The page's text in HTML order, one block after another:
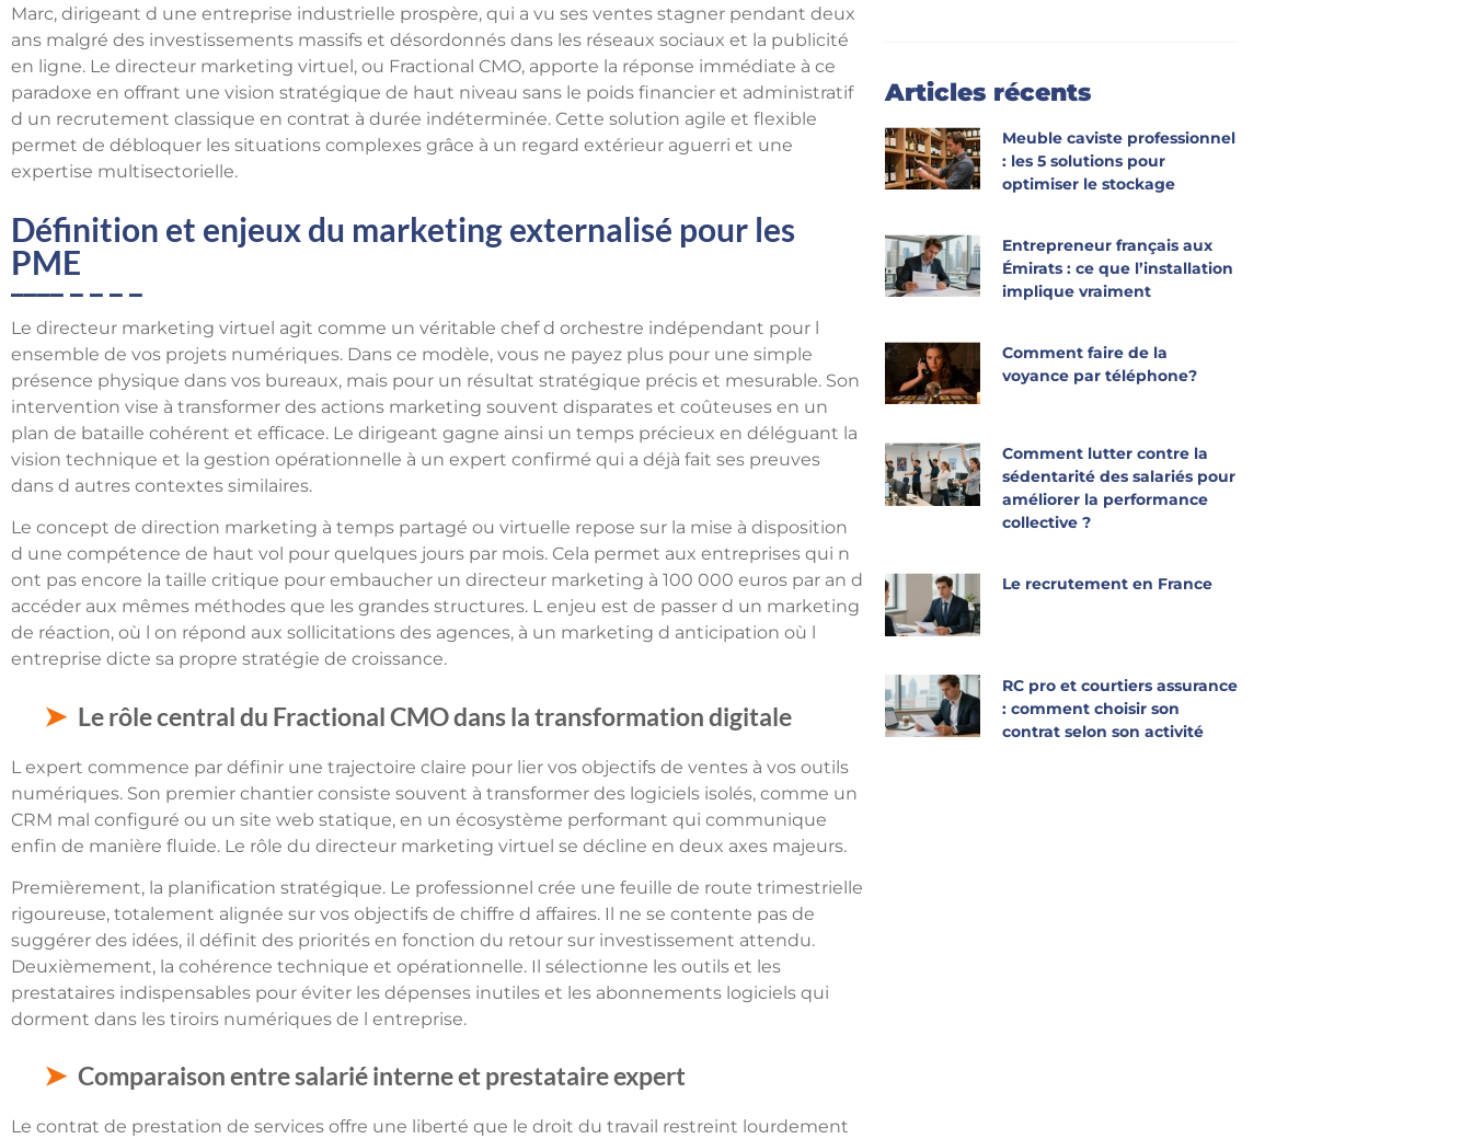
Marc, dirigeant d une entreprise industrielle prospère, qui a vu ses ventes stagner pendant deux
ans malgré des investissements massifs et désordonnés dans les réseaux sociaux et la publicité
en ligne. Le directeur marketing virtuel, ou Fractional CMO, apporte la réponse immédiate à ce
paradoxe en offrant une vision stratégique de haut niveau sans le poids financier et administratif
d un recrutement classique en contrat à durée indéterminée. Cette solution agile et flexible
permet de débloquer les situations complexes grâce à un regard extérieur aguerri et une
expertise multisectorielle.
Définition et enjeux du marketing externalisé pour les
PME
Le directeur marketing virtuel agit comme un véritable chef d orchestre indépendant pour l
ensemble de vos projets numériques. Dans ce modèle, vous ne payez plus pour une simple
présence physique dans vos bureaux, mais pour un résultat stratégique précis et mesurable. Son
intervention vise à transformer des actions marketing souvent disparates et coûteuses en un
plan de bataille cohérent et efficace. Le dirigeant gagne ainsi un temps précieux en déléguant la
vision technique et la gestion opérationnelle à un expert confirmé qui a déjà fait ses preuves
dans d autres contextes similaires.
Le concept de direction marketing à temps partagé ou virtuelle repose sur la mise à disposition
d une compétence de haut vol pour quelques jours par mois. Cela permet aux entreprises qui n
ont pas encore la taille critique pour embaucher un directeur marketing à 100 000 euros par an d
accéder aux mêmes méthodes que les grandes structures. L enjeu est de passer d un marketing
de réaction, où l on répond aux sollicitations des agences, à un marketing d anticipation où l
entreprise dicte sa propre stratégie de croissance.
Le rôle central du Fractional CMO dans la transformation digitale
L expert commence par définir une trajectoire claire pour lier vos objectifs de ventes à vos outils
numériques. Son premier chantier consiste souvent à transformer des logiciels isolés, comme un
CRM mal configuré ou un site web statique, en un écosystème performant qui communique
enfin de manière fluide. Le rôle du directeur marketing virtuel se décline en deux axes majeurs.
Premièrement, la planification stratégique. Le professionnel crée une feuille de route trimestrielle
rigoureuse, totalement alignée sur vos objectifs de chiffre d affaires. Il ne se contente pas de
suggérer des idées, il définit des priorités en fonction du retour sur investissement attendu.
Deuxièmement, la cohérence technique et opérationnelle. Il sélectionne les outils et les
prestataires indispensables pour éviter les dépenses inutiles et les abonnements logiciels qui
dorment dans les tiroirs numériques de l entreprise.
Comparaison entre salarié interne et prestataire expert
Le contrat de prestation de services offre une liberté que le droit du travail restreint lourdement
Articles récents
Meuble caviste professionnel
: les 5 solutions pour
optimiser le stockage
Entrepreneur français aux
Émirats : ce que l’installation
implique vraiment
Comment faire de la
voyance par téléphone?
Comment lutter contre la
sédentarité des salariés pour
améliorer la performance
collective ?
Le recrutement en France
RC pro et courtiers assurance
: comment choisir son
contrat selon son activité